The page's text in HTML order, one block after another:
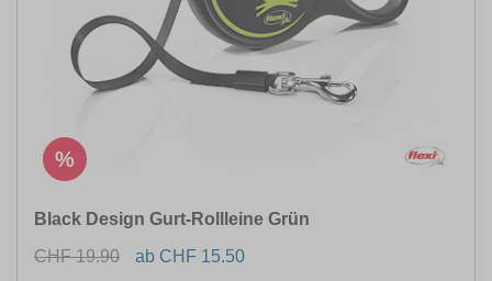
%
Black Design Gurt-Rollleine Grün
CHF 19.90
ab CHF 15.50